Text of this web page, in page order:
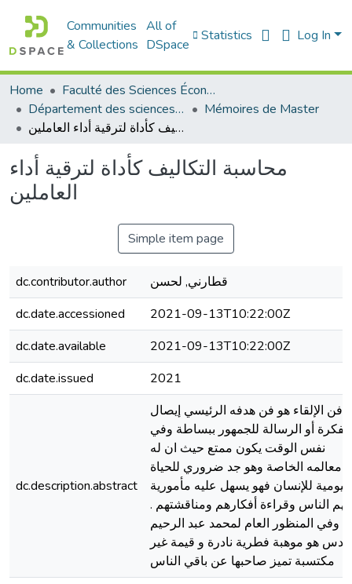
Communities
& Collections
All of
DSpace
Statistics Log In
Home
Faculté des Sciences Économiques Commerciales et des Sciences de Gestion
Département des sciences commerciales
Mémoires de Master
محاسبة التكاليف كأداة لترقية أداء العاملين
محاسبة التكاليف كأداة لترقية أداء
العاملين
Simple item page
dc.contributor.author
قطارني, لحسن
dc.date.accessioned
2021-09-13T10:22:00Z
dc.date.available
2021-09-13T10:22:00Z
dc.date.issued
2021
dc.description.abstract
فن الإلقاء هو فن هدفه الرئيسي إيصال
الفكرة أو الرسالة للجمهور ببساطة وفي
نفس الوقت يكون ممتع حيث ان له
معالمه الخاصة وهو جد ضروري للحياة
اليومية للإنسان فهو يسهل عليه مأمورية
فهم الناس وقراءة أفكارهم ومناقشتهم .
وفي المنظور العام لمحمد عبد الرحيم
عدس هو موهبة فطرية نادرة و قيمة غير
مكتسبة تميز صاحبها عن باقي الناس